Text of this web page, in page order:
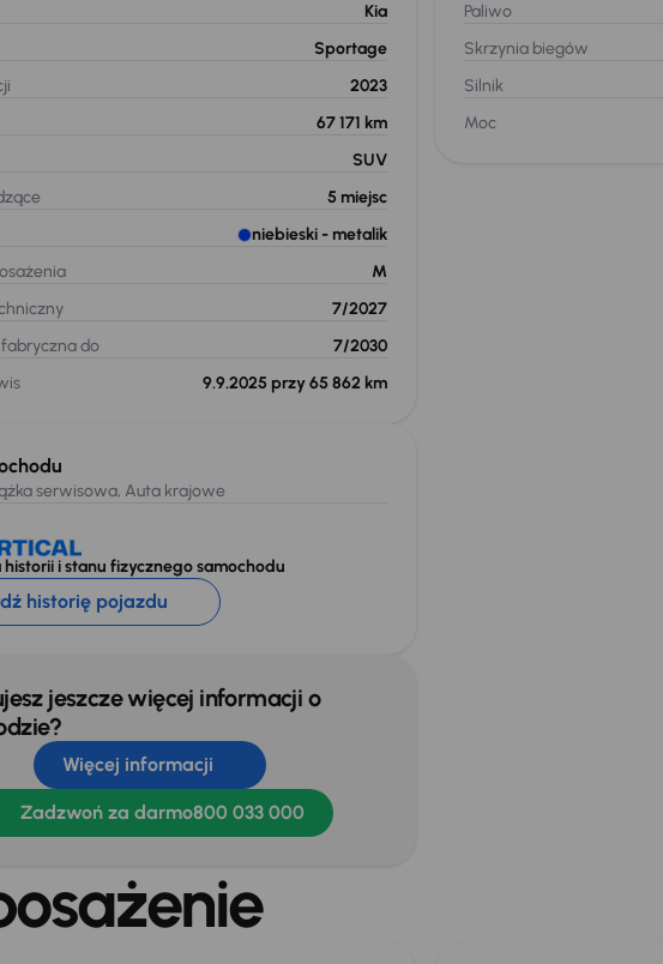
Kia
Sportage
2023
67 171 km
SUV
5 miejsc
niebieski - metalik
M
7/2027
do
7/2030
9.9.2025 przy 65 862 km
serwisowa, Auta krajowe
historii i stanu fizycznego samochodu
historię pojazdu
jeszcze więcej informacji o
Więcej informacji
Zadzwoń za darmo800 033 000
Paliwo
Skrzynia biegów
Silnik
Moc